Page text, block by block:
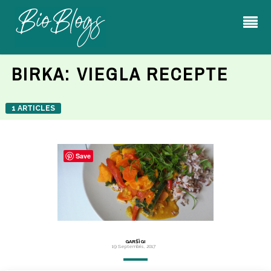
BIRKA: VIEGLA RECEPTE
1 ARTICLES
GARŠĪGI
19 Septembris, 2017
Save